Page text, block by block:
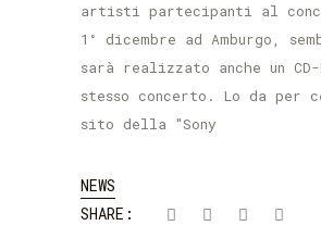
artisti partecipanti al
1° dicembre ad Amburgo,
sarà realizzato anche un
stesso concerto. Lo da per
sito della "Sony
NEWS
SHARE: